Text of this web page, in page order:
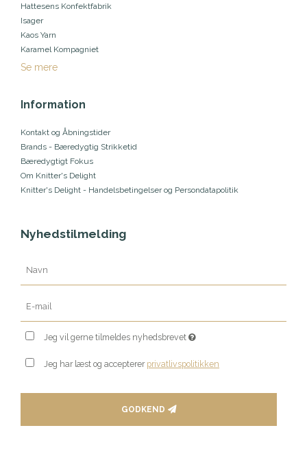
Hattesens Konfektfabrik
Isager
Kaos Yarn
Karamel Kompagniet
Se mere
Information
Kontakt og Åbningstider
Brands - Bæredygtig Strikketid
Bæredygtigt Fokus
Om Knitter's Delight
Knitter's Delight - Handelsbetingelser og Persondatapolitik
Nyhedstilmelding
Jeg vil gerne tilmeldes nyhedsbrevet
Jeg har læst og accepterer privatlivspolitikken
GODKEND